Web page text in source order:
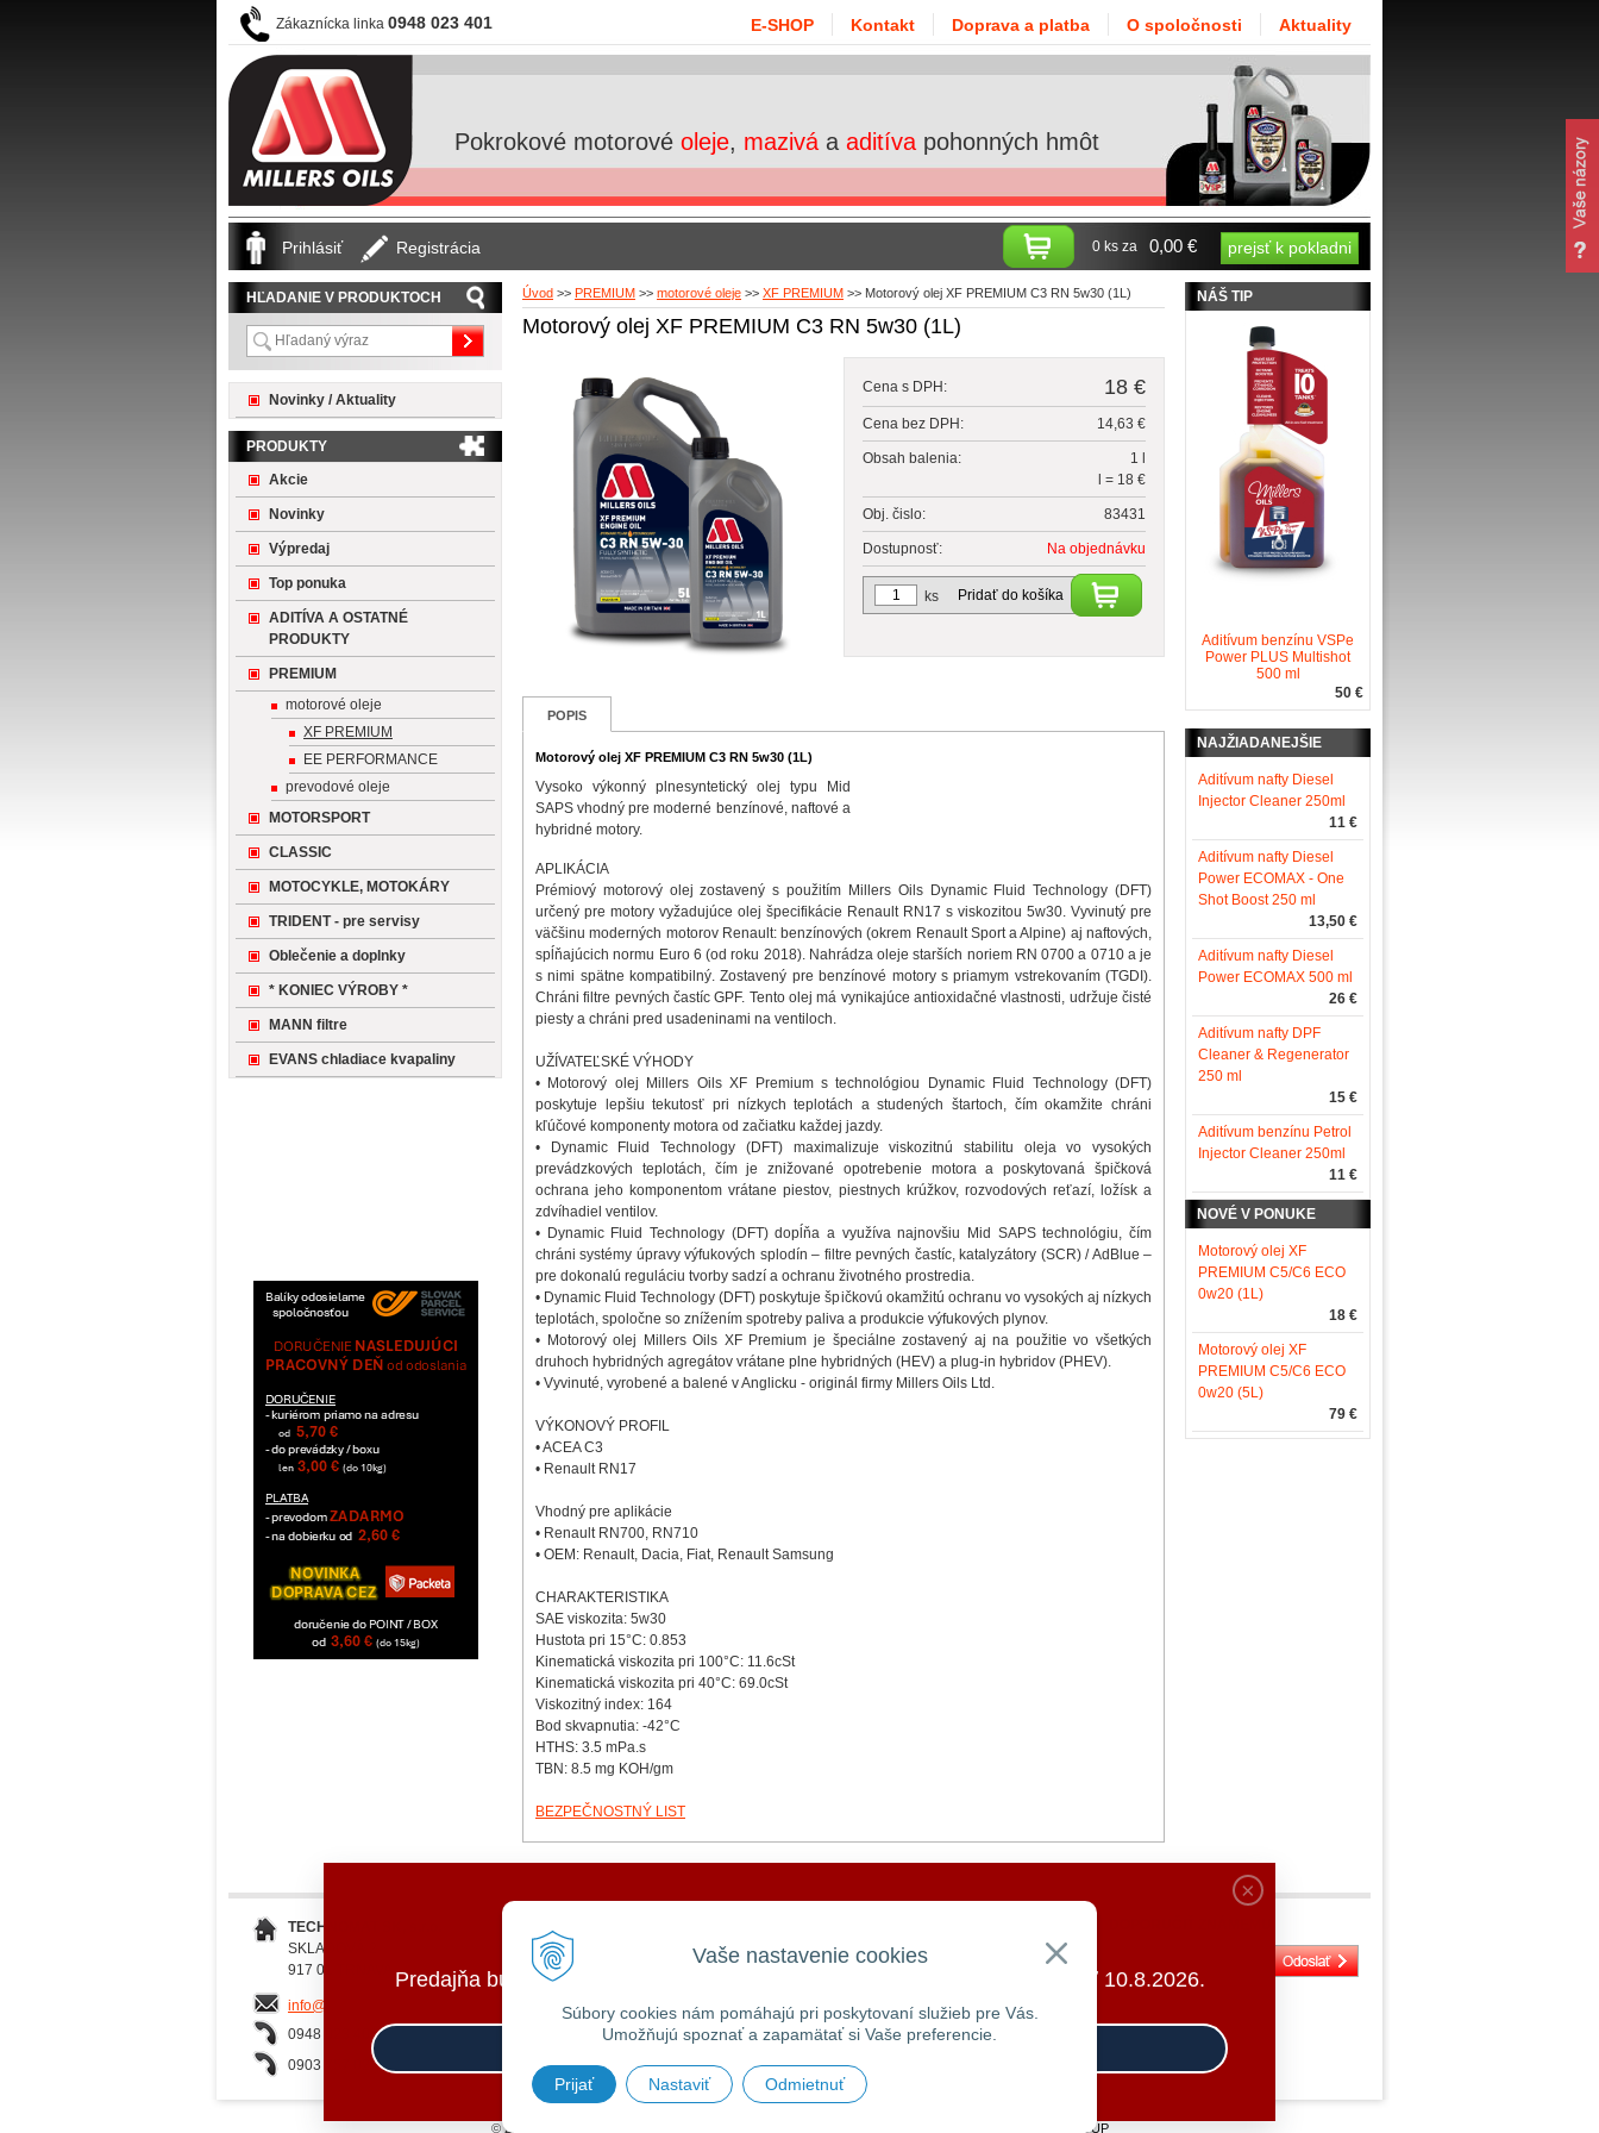
Vaše nastavenie cookies
Súbory cookies nám pomáhajú pri poskytovaní služieb pre Vás.
Umožňujú spoznať a zapamätať si Vaše preferencie.
Prijať Nastaviť Odmietnuť
Zákaznícka linka 0948 023 401
Pokrokové motorové oleje, mazivá a aditíva pohonných hmôt
Úvod >> PREMIUM >> motorové oleje >> XF PREMIUM >> Motorový olej XF PREMIUM C3 RN 5w30 (1L)
Motorový olej XF PREMIUM C3 RN 5w30 (1L)
Cena s DPH: 18 €
Cena bez DPH: 14,63 €
Obsah balenia:
1 l
l = 18 €
Obj. čislo: 83431
Dostupnosť: Na objednávku
Pridať do košíka
ks
POPIS
Motorový olej XF PREMIUM C3 RN 5w30 (1L)
Vysoko výkonný plnesyntetický olej typu Mid
SAPS vhodný pre moderné benzínové, naftové a
hybridné motory.
APLIKÁCIA
Prémiový motorový olej zostavený s použitím Millers Oils Dynamic Fluid Technology (DFT)
určený pre motory vyžadujúce olej špecifikácie Renault RN17 s viskozitou 5w30. Vyvinutý pre
väčšinu moderných motorov Renault: benzínových (okrem Renault Sport a Alpine) aj naftových,
spĺňajúcich normu Euro 6 (od roku 2018). Nahrádza oleje starších noriem RN 0700 a 0710 a je
s nimi spätne kompatibilný. Zostavený pre benzínové motory s priamym vstrekovaním (TGDI).
Chráni filtre pevných častíc GPF. Tento olej má vynikajúce antioxidačné vlastnosti, udržuje čisté
piesty a chráni pred usadeninami na ventiloch.
UŽÍVATEĽSKÉ VÝHODY
• Motorový olej Millers Oils XF Premium s technológiou Dynamic Fluid Technology (DFT)
poskytuje lepšiu tekutosť pri nízkych teplotách a studených štartoch, čím okamžite chráni
kľúčové komponenty motora od začiatku každej jazdy.
• Dynamic Fluid Technology (DFT) maximalizuje viskozitnú stabilitu oleja vo vysokých
prevádzkových teplotách, čím je znižované opotrebenie motora a poskytovaná špičková
ochrana jeho komponentom vrátane piestov, piestnych krúžkov, rozvodových reťazí, ložísk a
zdvíhadiel ventilov.
• Dynamic Fluid Technology (DFT) dopĺňa a využíva najnovšiu Mid SAPS technológiu, čím
chráni systémy úpravy výfukových splodín – filtre pevných častíc, katalyzátory (SCR) / AdBlue –
pre dokonalú reguláciu tvorby sadzí a ochranu životného prostredia.
• Dynamic Fluid Technology (DFT) poskytuje špičkovú okamžitú ochranu vo vysokých aj nízkych
teplotách, spoločne so znížením spotreby paliva a produkcie výfukových plynov.
• Motorový olej Millers Oils XF Premium je špeciálne zostavený aj na použitie vo všetkých
druhoch hybridných agregátov vrátane plne hybridných (HEV) a plug-in hybridov (PHEV).
• Vyvinuté, vyrobené a balené v Anglicku - originál firmy Millers Oils Ltd.
VÝKONOVÝ PROFIL
• ACEA C3
• Renault RN17
Vhodný pre aplikácie
• Renault RN700, RN710
• OEM: Renault, Dacia, Fiat, Renault Samsung
CHARAKTERISTIKA
SAE viskozita: 5w30
Hustota pri 15°C: 0.853
Kinematická viskozita pri 100°C: 11.6cSt
Kinematická viskozita pri 40°C: 69.0cSt
Viskozitný index: 164
Bod skvapnutia: -42°C
HTHS: 3.5 mPa.s
TBN: 8.5 mg KOH/gm
BEZPEČNOSTNÝ LIST
HĽADANIE V PRODUKTOCH
Novinky / Aktuality
PRODUKTY
Akcie
Novinky
Výpredaj
Top ponuka
ADITÍVA A OSTATNÉ
PRODUKTY
PREMIUM
motorové oleje
XF PREMIUM
EE PERFORMANCE
prevodové oleje
MOTORSPORT
CLASSIC
MOTOCYKLE, MOTOKÁRY
TRIDENT - pre servisy
Oblečenie a doplnky
* KONIEC VÝROBY *
MANN filtre
EVANS chladiace kvapaliny
NÁŠ TIP
Aditívum benzínu VSPe
Power PLUS Multishot
500 ml
50 €
NAJŽIADANEJŠIE
Aditívum nafty Diesel
Injector Cleaner 250ml
11 €
Aditívum nafty Diesel
Power ECOMAX - One
Shot Boost 250 ml
13,50 €
Aditívum nafty Diesel
Power ECOMAX 500 ml
26 €
Aditívum nafty DPF
Cleaner & Regenerator
250 ml
15 €
Aditívum benzínu Petrol
Injector Cleaner 250ml
11 €
NOVÉ V PONUKE
Motorový olej XF
PREMIUM C5/C6 ECO
0w20 (1L)
18 €
Motorový olej XF
PREMIUM C5/C6 ECO
0w20 (5L)
79 €
TECHNOMAT SK, s.r.o.
SKLADOVÁ 2
917 01 TRNAVA
info@millersoils.sk
0948 023 401
0903 757 022
Všeobecné obchodné podmienky
GDPR a používanie cookies
Prihlásiť
Zabudnuté heslo
E-SHOP Kontakt Doprava a platba O spoločnosti Aktuality
Prihlásiť Registrácia 0 ks za 0,00 € prejsť k pokladni
© 2026 MILLERS OILS SLOVAKIA • WEBYGROUP
Predajňa bude ZATVORENÁ a vytvorené objednávky začneme vybavovať 10.8.2026.
Ďakujeme za pochopenie.